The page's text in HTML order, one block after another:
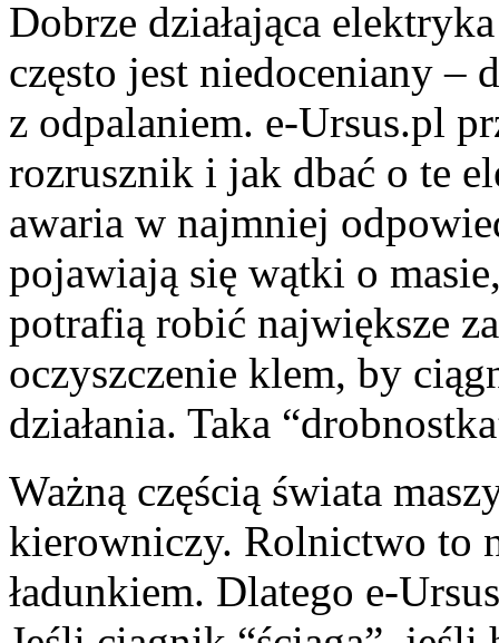
Dobrze działająca
często jest niedoceniany –
z odpalaniem. e-Ursus.pl
rozrusznik i jak dbać o te
awaria w najmniej
pojawiają się wątki o
potrafią robić największe
oczyszczenie klem, by
działania. Taka
Ważną częścią świata
kierowniczy. Rolnictwo to
ładunkiem. Dlatego e-